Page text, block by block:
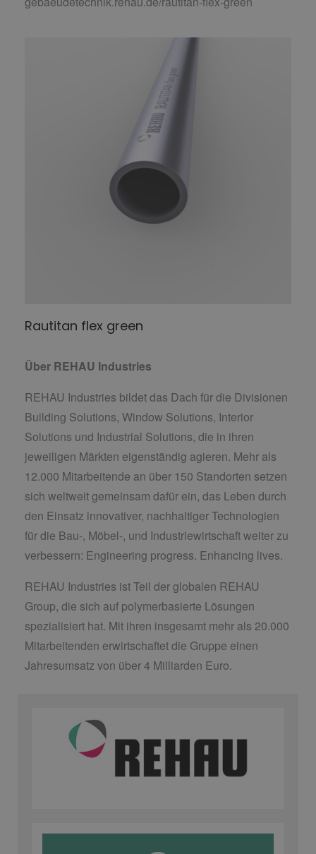
Rautitan flex green
Über REHAU Industries
REHAU Industries bildet das Dach für die Divisionen
Building Solutions, Window Solutions, Interior
Solutions und Industrial Solutions, die in ihren
jeweiligen Märkten eigenständig agieren. Mehr als
12.000 Mitarbeitende an über 150 Standorten setzen
sich weltweit gemeinsam dafür ein, das Leben durch
den Einsatz innovativer, nachhaltiger Technologien
für die Bau-, Möbel-, und Industriewirtschaft weiter zu
verbessern: Engineering progress. Enhancing lives.
REHAU Industries ist Teil der globalen REHAU
Group, die sich auf polymerbasierte Lösungen
spezialisiert hat. Mit ihren insgesamt mehr als 20.000
Mitarbeitenden erwirtschaftet die Gruppe einen
Jahresumsatz von über 4 Milliarden Euro.